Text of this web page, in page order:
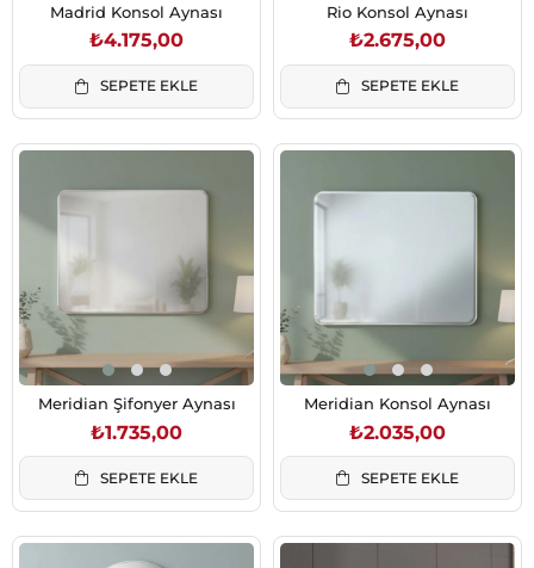
Madrid Konsol Aynası
₺4.175,00
SEPETE EKLE
Rio Konsol Aynası
₺2.675,00
SEPETE EKLE
Meridian Şifonyer Aynası
₺1.735,00
SEPETE EKLE
Meridian Konsol Aynası
₺2.035,00
SEPETE EKLE